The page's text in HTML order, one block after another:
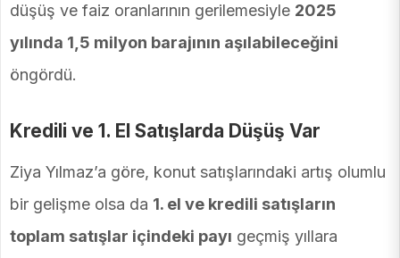
düşüş ve faiz oranlarının gerilemesiyle 2025
yılında 1,5 milyon barajının aşılabileceğini
öngördü.
Kredili ve 1. El Satışlarda Düşüş Var
Ziya Yılmaz’a göre, konut satışlarındaki artış olumlu
bir gelişme olsa da 1. el ve kredili satışların
toplam satışlar içindeki payı geçmiş yıllara